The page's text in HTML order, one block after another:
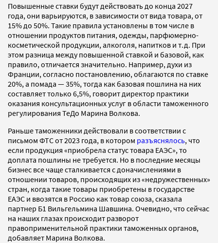
Повышенные ставки будут действовать до конца 2027
года, они варьируются, в зависимости от вида товара, от
15% до 50%. Такие правила установлены в том числе в
отношении продуктов питания, одежды, парфюмерно-
косметической продукции, алкоголя, напитков и т.д. При
этом разница между повышенной ставкой и базовой, как
правило, отличается значительно. Например, духи из
Франции, согласно постановлению, облагаются по ставке
20%, а помада — 35%, тогда как базовая пошлина на них
составляет только 6,5%, говорит директор практики
оказания консультационных услуг в области таможенного
регулирования ТеДо Марина Волкова.
Раньше таможенники действовали в соответствии с
письмом ФТС от 2023 года, в котором разъяснялось, что
если продукция «приобрела статус товара ЕАЭС», то
доплата пошлины не требуется. Но в последние месяцы
бизнес все чаще сталкивается с доначислениями в
отношении товаров, происходящих из «недружественных»
стран, когда такие товары приобретены в государстве
ЕАЭС и ввозятся в Россию как товар союза, сказала
партнер Б1 Вильгельмина Шавшина. Очевидно, что сейчас
на наших глазах происходит разворот
правоприменительной практики таможенных органов,
добавляет Марина Волкова.